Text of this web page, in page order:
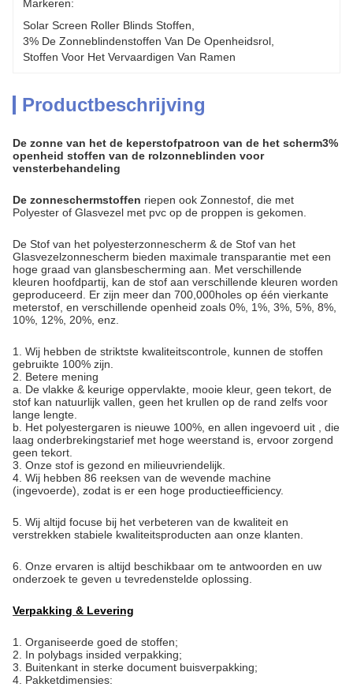
Markeren:
Solar Screen Roller Blinds Stoffen
3% De Zonneblindenstoffen Van De Openheidsrol
Stoffen Voor Het Vervaardigen Van Ramen
Productbeschrijving
De zonne van het de keperstofpatroon van de het scherm3%
openheid stoffen van de rolzonneblinden voor
vensterbehandeling
De zonneschermstoffen riepen ook Zonnestof, die met
Polyester of Glasvezel met pvc op de proppen is gekomen.
De Stof van het polyesterzonnescherm & de Stof van het
Glasvezelzonnescherm bieden maximale transparantie met een
hoge graad van glansbescherming aan. Met verschillende
kleuren hoofdpartij, kan de stof aan verschillende kleuren worden
geproduceerd. Er zijn meer dan 700,000holes op één vierkante
meterstof, en verschillende openheid zoals 0%, 1%, 3%, 5%, 8%,
10%, 12%, 20%, enz.
1. Wij hebben de striktste kwaliteitscontrole, kunnen de stoffen
gebruikte 100% zijn.
2. Betere mening
a. De vlakke & keurige oppervlakte, mooie kleur, geen tekort, de
stof kan natuurlijk vallen, geen het krullen op de rand zelfs voor
lange lengte.
b. Het polyestergaren is nieuwe 100%, en allen ingevoerd uit , die
laag onderbrekingstarief met hoge weerstand is, ervoor zorgend
geen tekort.
3. Onze stof is gezond en milieuvriendelijk.
4. Wij hebben 86 reeksen van de wevende machine
(ingevoerde), zodat is er een hoge productieefficiency.
5. Wij altijd focuse bij het verbeteren van de kwaliteit en
verstrekken stabiele kwaliteitsproducten aan onze klanten.
6. Onze ervaren is altijd beschikbaar om te antwoorden en uw
onderzoek te geven u tevredenstelde oplossing.
Verpakking & Levering
1. Organiseerde goed de stoffen;
2. In polybags insided verpakking;
3. Buitenkant in sterke document buisverpakking;
4. Pakketdimensies: